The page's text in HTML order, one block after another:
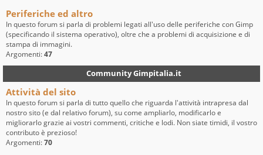
Periferiche ed altro
In questo forum si parla di problemi legati all'uso delle periferiche con Gimp
(specificando il sistema operativo), oltre che a problemi di acquisizione e di
stampa di immagini.
Argomenti:47
Community Gimpitalia.it
Attività del sito
In questo forum si parla di tutto quello che riguarda l'attività intrapresa dal
nostro sito (e dal relativo forum), su come ampliarlo, modificarlo e
migliorarlo grazie ai vostri commenti, critiche e lodi. Non siate timidi, il vostro
contributo è prezioso!
Argomenti:70